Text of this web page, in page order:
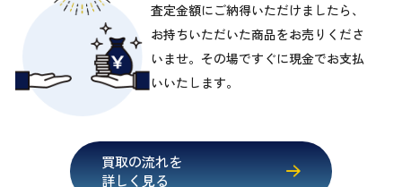
査定金額にご納得いただけましたら、
お持ちいただいた商品をお売りくださ
いませ。その場ですぐに現金でお支払
いいたします。
買取の流れを
詳しく見る